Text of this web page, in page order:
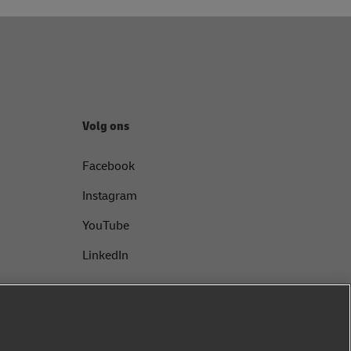
Volg ons
Facebook
Instagram
YouTube
LinkedIn